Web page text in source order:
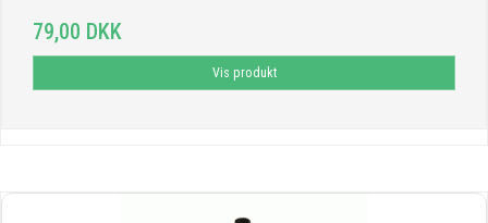
79,00 DKK
Vis produkt